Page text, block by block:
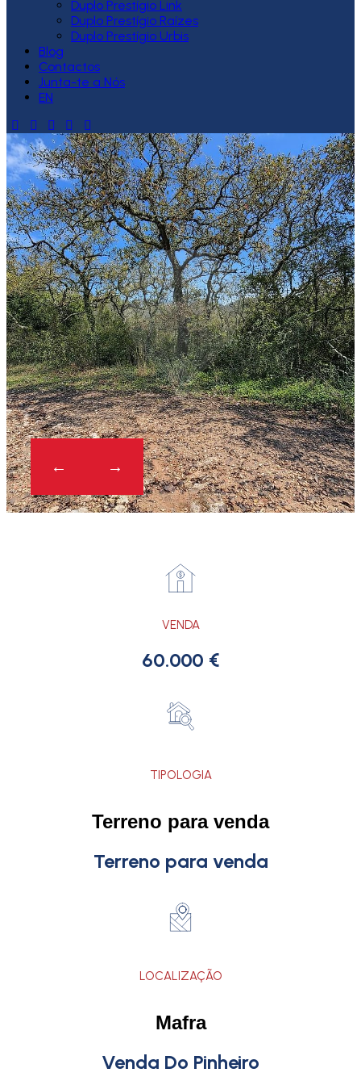
Duplo Prestígio Link
Duplo Prestígio Raízes
Duplo Prestígio Urbis
Blog
Contactos
Junta-te a Nós
EN
VENDA
60.000 €
TIPOLOGIA
Terreno para venda
Terreno para venda
LOCALIZAÇÃO
Mafra
Venda Do Pinheiro